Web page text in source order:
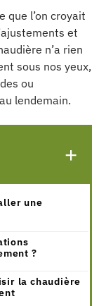
que l’on croyait
et
n’a rien
sous nos yeux,
ou
lendemain.
une
?
la chaudière